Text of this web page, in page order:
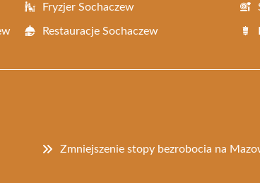
Fryzjer Sochaczew
Restauracje Sochaczew
Zmniejszenie stopy bezrobocia na